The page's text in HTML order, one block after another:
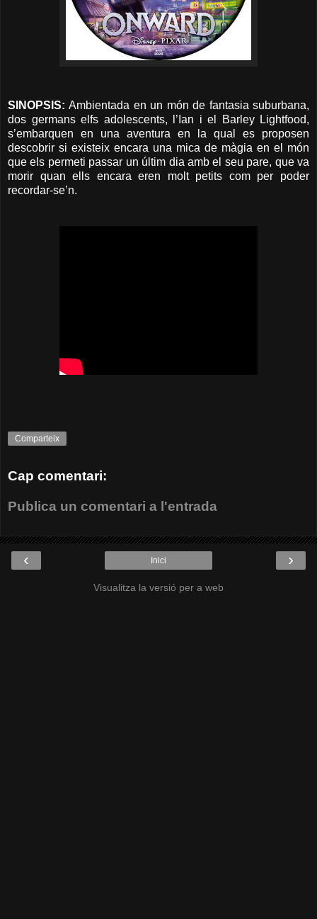
SINOPSIS: Ambientada en un món de fantasia suburbana,
dos germans elfs adolescents, l’Ian i el Barley Lightfood,
s’embarquen en una aventura en la qual es proposen
descobrir si existeix encara una mica de màgia en el món
que els permeti passar un últim dia amb el seu pare, que va
morir quan ells encara eren molt petits com per poder
recordar-se’n.
Comparteix
Cap comentari:
Publica un comentari a l'entrada
‹ ›
Inici
Visualitza la versió per a web